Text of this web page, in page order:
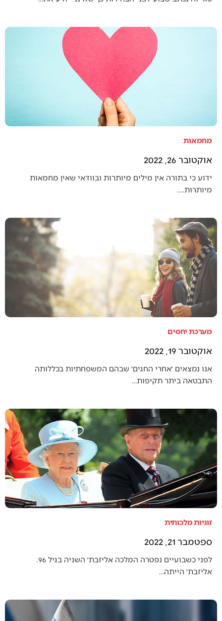
מחמאות
אוקטובר 26, 2022
ידוע כי בתורה אין מילים מיותרות ובוודאי שאין מחמאות
מיותרות.…
מערכת יחסים
אוקטובר 19, 2022
אנו נמצאים ׳אחרי החגים׳ שבהם המשפחתיות בכללותה
התבטאה ביתר תקיפות…
זוגיות מלכותית
ספטמבר 21, 2022
לפני כשבועיים נפטרה המלכה אליזבת׳ השניה בגיל 96.
אליזבת׳ הייתה…